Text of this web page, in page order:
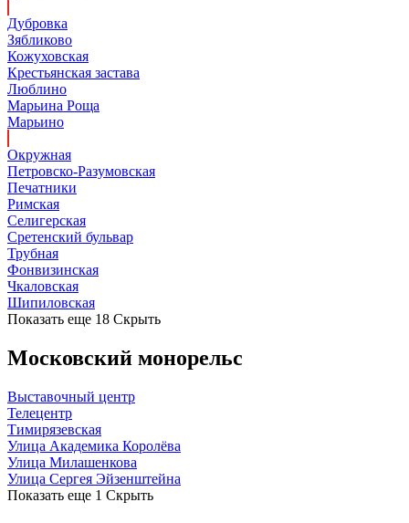
Дубровка
Зябликово
Кожуховская
Крестьянская застава
Люблино
Марьина Роща
Марьино
Окружная
Петровско-Разумовская
Печатники
Римская
Селигерская
Сретенский бульвар
Трубная
Фонвизинская
Чкаловская
Шипиловская
Показать еще 18 Скрыть
Московский монорельс
Выставочный центр
Телецентр
Тимирязевская
Улица Академика Королёва
Улица Милашенкова
Улица Сергея Эйзенштейна
Показать еще 1 Скрыть